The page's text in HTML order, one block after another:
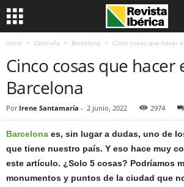
Inicio Cataluña Barcelona Cinco cosas que hacer
Cinco cosas que hacer
Barcelona
Por Irene Santamaría - 2 junio, 2022 2974
Barcelona es, sin lugar a dudas, uno de
que tiene nuestro país. Y eso hace muy
este artículo. ¿Solo 5 cosas? Podríamos
monumentos y puntos de la ciudad que